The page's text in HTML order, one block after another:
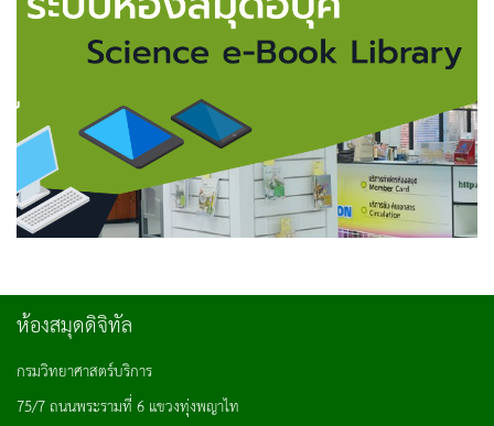
ห้องสมุดดิจิทัล
กรมวิทยาศาสตร์บริการ
75/7 ถนนพระรามที่ 6 แขวงทุ่งพญาไท